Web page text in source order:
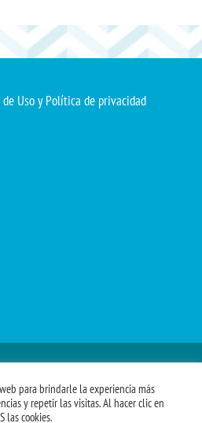
de Uso y Política de privacidad
Menú APV Encarga tu almuerzo
APM
para brindarle la experiencia más
y repetir las visitas. Al hacer clic en
las cookies.